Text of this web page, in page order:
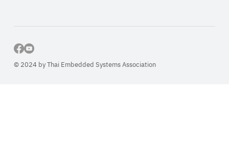
© 2024 by Thai Embedded Systems Association